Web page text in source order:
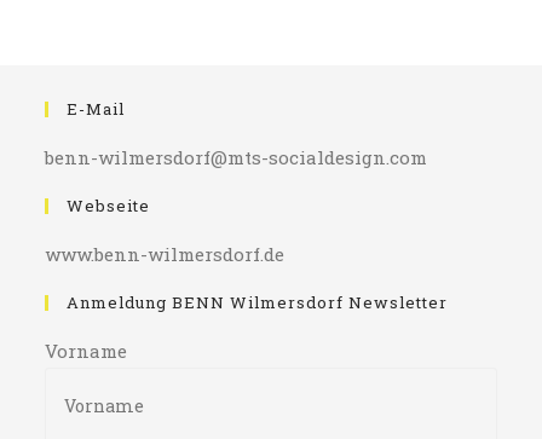
E-Mail
benn-wilmersdorf@mts-socialdesign.com
Webseite
www.benn-wilmersdorf.de
Anmeldung BENN Wilmersdorf Newsletter
Vorname